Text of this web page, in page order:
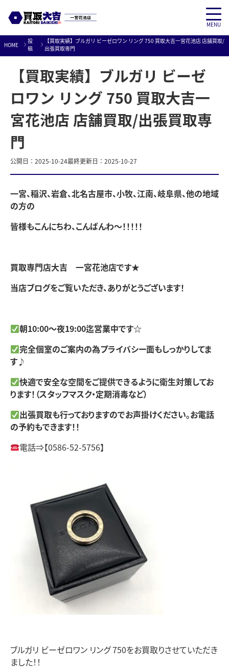
Skip
to
MENU
HOME
投
稿
【買取実績】ブルガリ ビーゼロワン リング 750 買取大吉一宮花池店 店舗買取/
出張買取専門
【買取実績】ブルガリ ビーゼ
ロワン リング 750 買取大吉一
宮花池店 店舗買取/出張買取専
門
公開日： 2025-10-24最終更新日： 2025-10-27
一宮、稲沢、岩倉、北名古屋市、小牧、江南、岐阜県、他の地域
の方の
皆様もこんにちわ、こんばんわ～！！！！！
買取専門店大吉 一宮花池店です★
当店ブログをご覧いただき、ありがとうございます！
朝10:00～夜19:00迄営業中です☆
完全個室のご案内の為プライバシー面もしっかりしてま
す♪
快適で安全な空間をご提供できるように衛生対策してお
ります！（スタッフマスク・定期消毒など）
出張買取も行っておりますのでお声掛けください。お電話
の予約もできます！！
電話⇒【0586-52-5756】
ブルガリ ビーゼロワン リング 750をお買取りさせていただき
ました！！